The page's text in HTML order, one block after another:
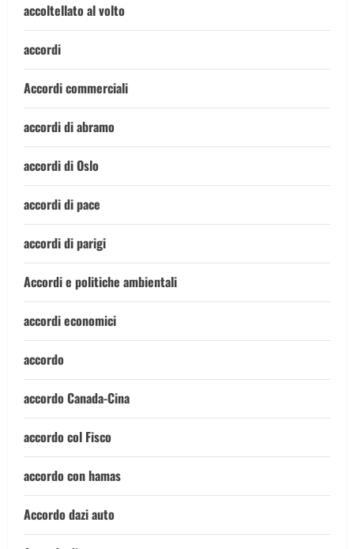
accoltellato al volto
accordi
Accordi commerciali
accordi di abramo
accordi di Oslo
accordi di pace
accordi di parigi
Accordi e politiche ambientali
accordi economici
accordo
accordo Canada-Cina
accordo col Fisco
accordo con hamas
Accordo dazi auto